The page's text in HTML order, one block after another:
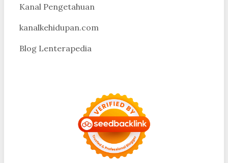
Kanal Pengetahuan
kanalkehidupan.com
Blog Lenterapedia